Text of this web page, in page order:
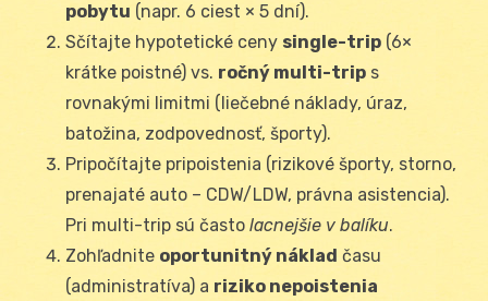
pobytu (napr. 6 ciest × 5 dní).
Sčítajte hypotetické ceny single-trip (6×
krátke poistné) vs. ročný multi-trip s
rovnakými limitmi (liečebné náklady, úraz,
batožina, zodpovednosť, športy).
Pripočítajte pripoistenia (rizikové športy, storno,
prenajaté auto – CDW/LDW, právna asistencia).
Pri multi-trip sú často lacnejšie v balíku.
Zohľadnite oportunitný náklad času
(administratíva) a riziko nepoistenia